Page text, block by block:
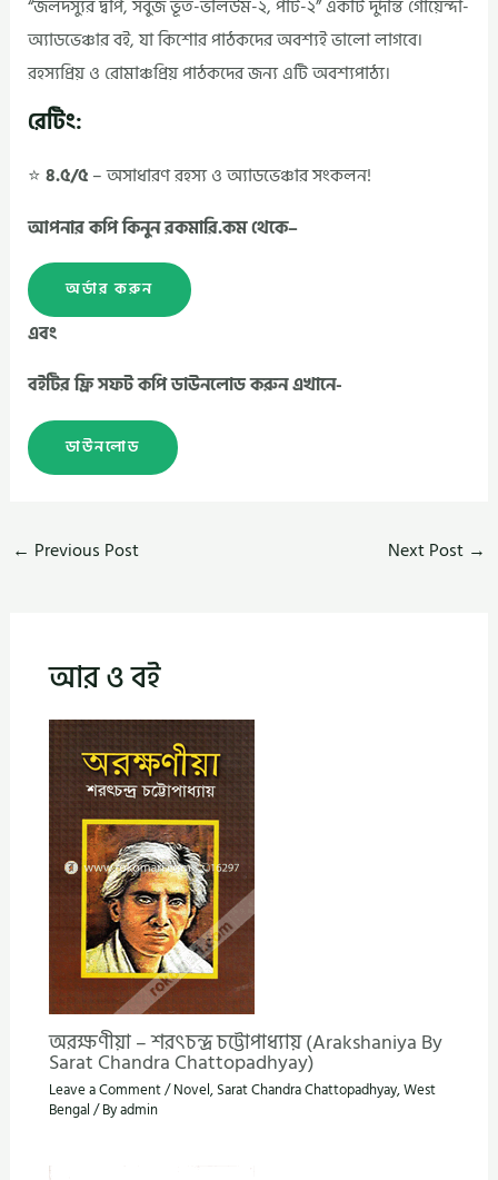
“জলদস্যুর দ্বীপ, সবুজ ভূত-ভলিউম-২, পার্ট-২” একটি দুর্দান্ত গোয়েন্দা-
অ্যাডভেঞ্চার বই, যা কিশোর পাঠকদের অবশ্যই ভালো লাগবে।
রহস্যপ্রিয় ও রোমাঞ্চপ্রিয় পাঠকদের জন্য এটি অবশ্যপাঠ্য।
রেটিং:
⭐৪.৫/৫– অসাধারণ রহস্য ও অ্যাডভেঞ্চার সংকলন!
আপনার কপি কিনুন রকমারি.কম থেকে–
অর্ডার করুন
এবং
বইটির ফ্রি সফট কপি ডাউনলোড করুন এখানে-
ডাউনলোড
← Previous Post Next Post →
আর ও বই
অরক্ষণীয়া – শরৎচন্দ্র চট্টোপাধ্যায় (Arakshaniya By
Sarat Chandra Chattopadhyay)
Leave a Comment/Novel, Sarat Chandra Chattopadhyay,West
Bengal / Byadmin